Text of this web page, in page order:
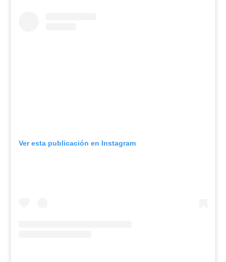
Ver esta publicación en Instagram